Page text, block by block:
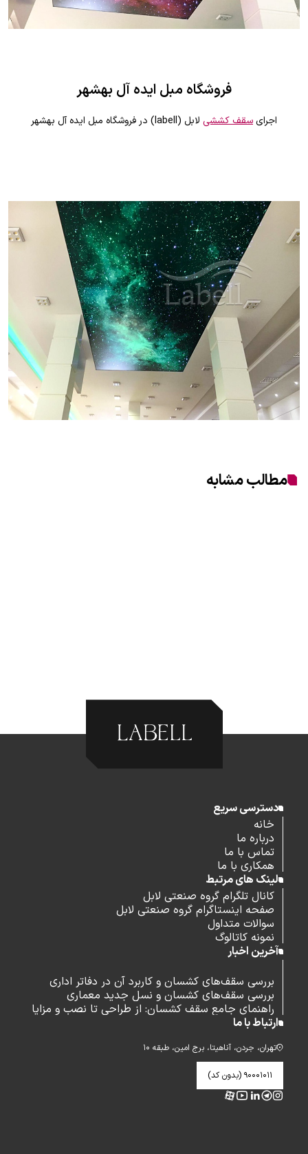
فروشگاه مبل ايده آل بهشهر
اجرایسقف کششی لابل (labell) در فروشگاه مبل ايده آل بهشهر
مطالب مشابه
دسترسی سریع
خانه
درباره ما
تماس با ما
همکاری با ما
لینک های مرتبط
کانال تلگرام گروه صنعتی لابل
صفحه اینستاگرام گروه صنعتی لابل
سوالات متداول
نمونه کاتالوگ
آخرین اخبار
بررسی سقف‌های کشسان و کاربرد آن در دفاتر اداری
بررسی سقف‌های کشسان و نسل جدید معماری
راهنمای جامع سقف کشسان: از طراحی تا نصب و مزایا
ارتباط با ما
تهران، جردن، آناهیتا، برج امین، طبقه ۱۰
۹۰۰۰۱۰۱۱ (بدون کد)